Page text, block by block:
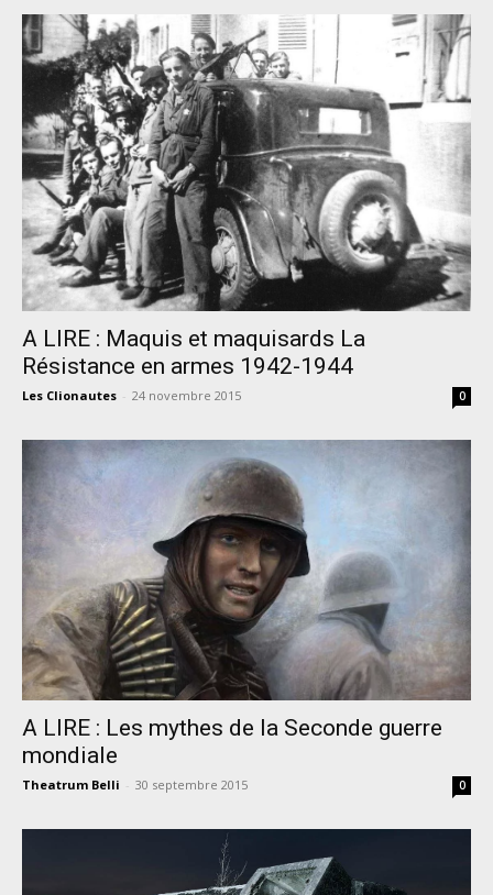
A LIRE : Maquis et maquisards La
Résistance en armes 1942-1944
Les Clionautes - 24 novembre 2015 0
A LIRE : Les mythes de la Seconde guerre
mondiale
Theatrum Belli - 30 septembre 2015 0